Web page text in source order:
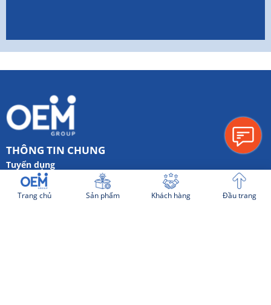
THÔNG TIN CHUNG
Tuyển dụng
Hình thức thanh toán
Trang chủ Sản phẩm Khách hàng Đầu trang